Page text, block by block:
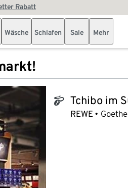
Rabatt
Wäsche Schlafen Sale Mehr
tchibo_logo Tchibo im
REWE